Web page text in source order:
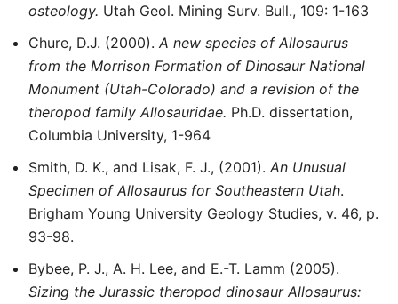
osteology. Utah Geol. Mining Surv. Bull., 109: 1-163
Chure, D.J. (2000). A new species of Allosaurus
from the Morrison Formation of Dinosaur National
Monument (Utah-Colorado) and a revision of the
theropod family Allosauridae. Ph.D. dissertation,
Columbia University, 1-964
Smith, D. K., and Lisak, F. J., (2001). An Unusual
Specimen of Allosaurus for Southeastern Utah.
Brigham Young University Geology Studies, v. 46, p.
93-98.
Bybee, P. J., A. H. Lee, and E.-T. Lamm (2005).
Sizing the Jurassic theropod dinosaur Allosaurus: